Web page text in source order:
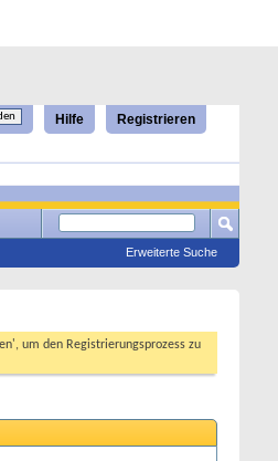
Registrieren
Hilfe
Erweiterte Suche
um den Registrierungsprozess zu